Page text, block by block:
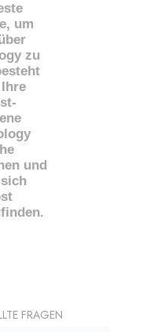
um
zu
-
und
FRAGEN